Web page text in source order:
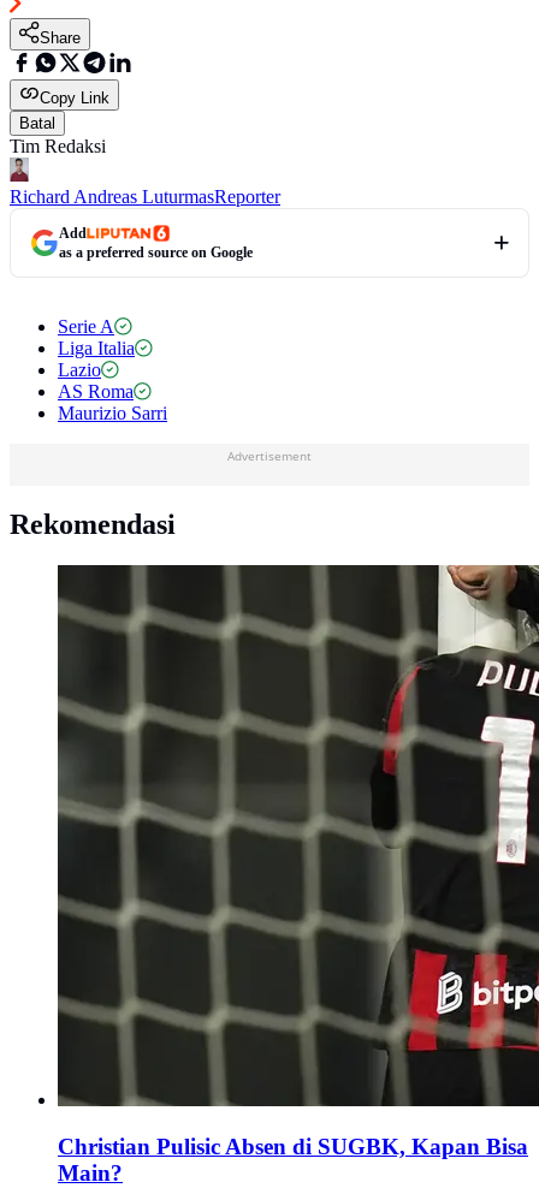
Share
Copy Link
Batal
Tim Redaksi
Richard Andreas LuturmasReporter
Add
as a preferred source on Google
Serie A
Liga Italia
Lazio
AS Roma
Maurizio Sarri
Advertisement
Rekomendasi
Christian Pulisic Absen di SUGBK, Kapan Bisa
Main?